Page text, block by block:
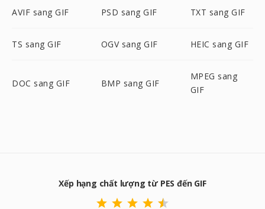
AVIF sang GIF PSD sang GIF TXT sang GIF
TS sang GIF OGV sang GIF HEIC sang GIF
DOC sang GIF BMP sang GIF
MPEG sang
GIF
Xếp hạng chất lượng từ PES đến GIF